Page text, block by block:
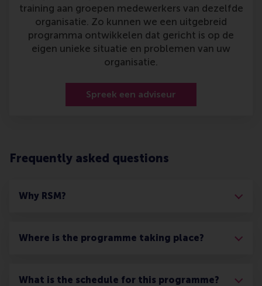
training aan groepen medewerkers van dezelfde
organisatie. Zo kunnen we een uitgebreid
programma ontwikkelen dat gericht is op de
eigen unieke situatie en problemen van uw
organisatie.
Spreek een adviseur
Frequently asked questions
Why RSM?
Where is the programme taking place?
What is the schedule for this programme?